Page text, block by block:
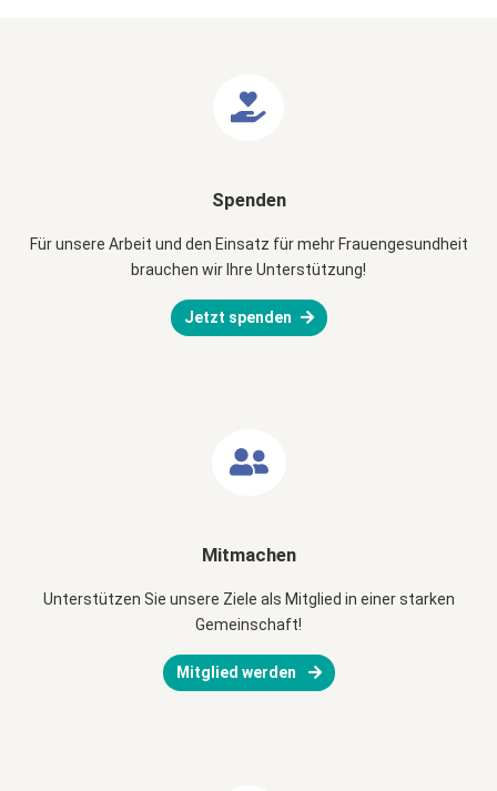
Spenden
Für unsere Arbeit und den Einsatz für mehr Frauengesundheit
brauchen wir Ihre Unterstützung!
Jetzt spenden
Mitmachen
Unterstützen Sie unsere Ziele als Mitglied in einer starken
Gemeinschaft!
Mitglied werden